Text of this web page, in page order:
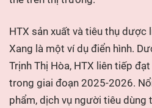
HTX sản xuất và tiêu thụ dược
Xang là một ví dụ điển hình.
Trịnh Thị Hòa, HTX liên tiếp
trong giai đoạn 2025-2026.
phẩm, dịch vụ người tiêu dùng